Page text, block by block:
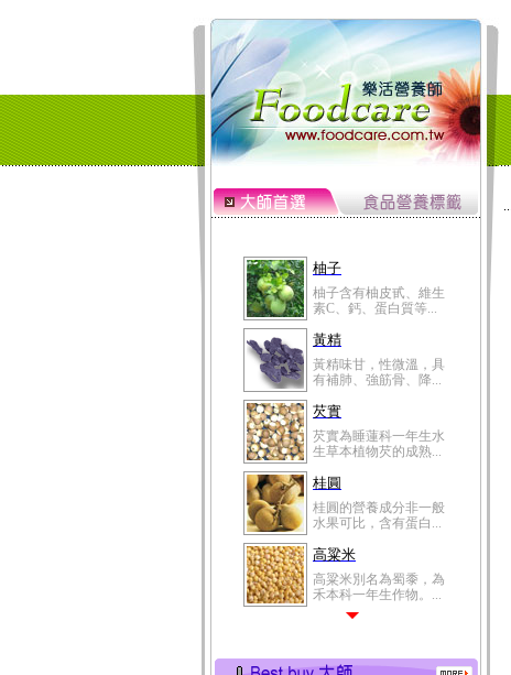
柚子
柚子含有柚皮甙、維生
素C、鈣、蛋白質等...
黃精
黃精味甘，性微溫，具
有補肺、強筋骨、降...
芡實
芡實為睡蓮科一年生水
生草本植物芡的成熟...
桂圓
桂圓的營養成分非一般
水果可比，含有蛋白...
高粱米
高粱米別名為蜀黍，為
禾本科一年生作物。...
有蛋白質、脂肪、磷...